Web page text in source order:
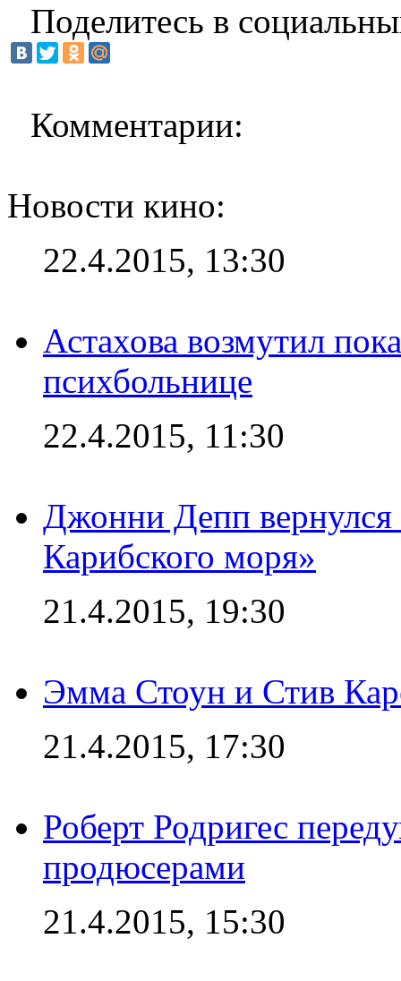
Поделитесь в
Комментарии:
Новости кино:
22.4.2015, 13:30
Астахова возмутил
психбольнице
22.4.2015, 11:30
Джонни Депп
Карибского моря»
21.4.2015, 19:30
Эмма Стоун и Стив
21.4.2015, 17:30
Роберт Родригес
продюсерами
21.4.2015, 15:30